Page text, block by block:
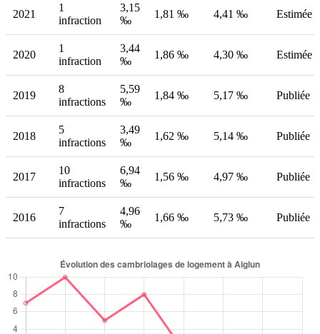
2021
1
infraction
3,15
‰
1,81 ‰ 4,41 ‰ Estimée
2020
1
infraction
3,44
‰
1,86 ‰ 4,30 ‰ Estimée
2019
8
infractions
5,59
‰
1,84 ‰ 5,17 ‰ Publiée
2018
5
infractions
3,49
‰
1,62 ‰ 5,14 ‰ Publiée
2017
10
infractions
6,94
‰
1,56 ‰ 4,97 ‰ Publiée
2016
7
infractions
4,96
‰
1,66 ‰ 5,73 ‰ Publiée